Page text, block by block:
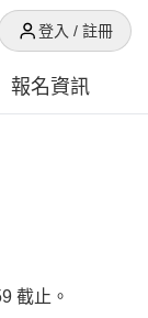
登入 / 註冊
報名資訊
截止。